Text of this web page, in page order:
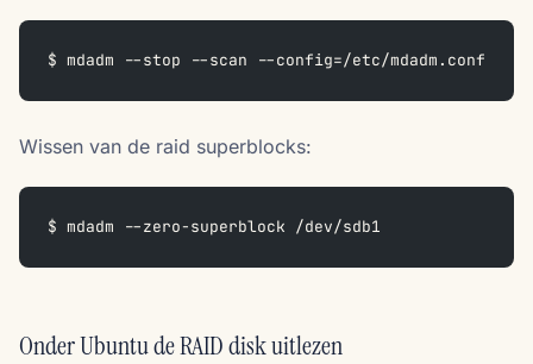
$ mdadm --stop --scan --config=/etc/mdadm.conf
Wissen van de raid superblocks:
$ mdadm --zero-superblock /dev/sdb1
Onder Ubuntu de RAID disk uitlezen